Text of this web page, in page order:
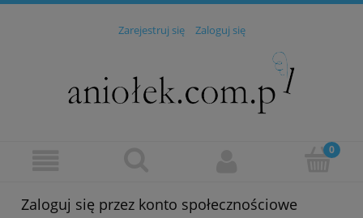
Zarejestruj się Zaloguj się
Zaloguj się przez konto społecznościowe